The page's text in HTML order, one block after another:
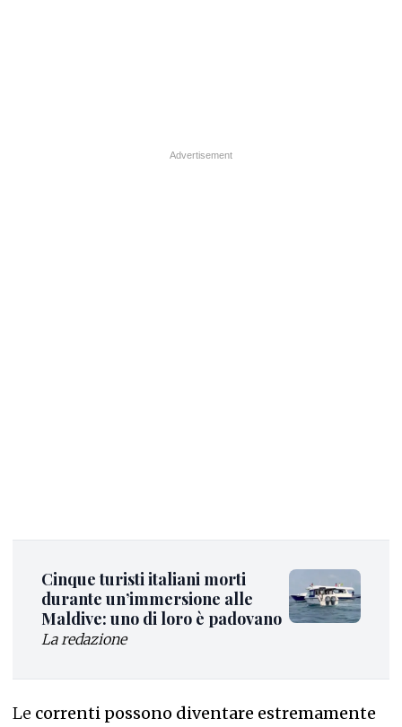
Cinque turisti italiani morti
durante un’immersione alle
Maldive: uno di loro è padovano
La redazione
Le correnti possono diventare estremamente